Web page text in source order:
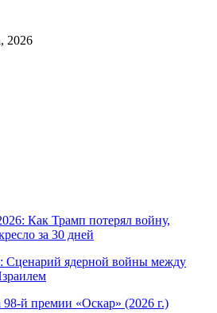
2026
Как Трамп потерял войну,
за 30 дней
Сценарий ядерной войны между
й премии «Оскар» (2026 г.)